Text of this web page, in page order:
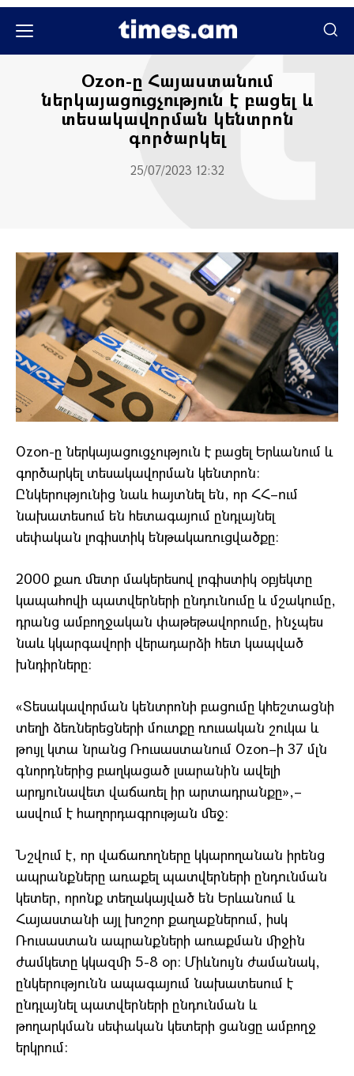
Ozon-ը Հայաստանում
ներկայացուցչություն է բացել և
տեսակավորման կենտրոն
գործարկել
25/07/2023 12:32
Ozon-ը ներկայացուցչություն է բացել Երևանում և
գործարկել տեսակավորման կենտրոն։
Ընկերությունից նաև հայտնել են, որ ՀՀ–ում
նախատեսում են հետագայում ընդլայնել
սեփական լոգիստիկ ենթակառուցվածքը։
2000 քառ մետր մակերեսով լոգիստիկ օբյեկտը
կապահովի պատվերների ընդունումը և մշակումը,
դրանց ամբողջական փաթեթավորումը, ինչպես
նաև կկարգավորի վերադարձի հետ կապված
խնդիրները:
«Տեսակավորման կենտրոնի բացումը կհեշտացնի
տեղի ձեռներեցների մուտքը ռուսական շուկա և
թույլ կտա նրանց Ռուսաստանում Ozon–ի 37 մլն
գնորդներից բաղկացած լսարանին ավելի
արդյունավետ վաճառել իր արտադրանքը»,–
ասվում է հաղորդագրության մեջ։
Նշվում է, որ վաճառողները կկարողանան իրենց
ապրանքները առաքել պատվերների ընդունման
կետեր, որոնք տեղակայված են Երևանում և
Հայաստանի այլ խոշոր քաղաքներում, իսկ
Ռուսաստան ապրանքների առաքման միջին
ժամկետը կկազմի 5-8 օր: Միևնույն ժամանակ,
ընկերությունն ապագայում նախատեսում է
ընդլայնել պատվերների ընդունման և
թողարկման սեփական կետերի ցանցը ամբողջ
երկրում: